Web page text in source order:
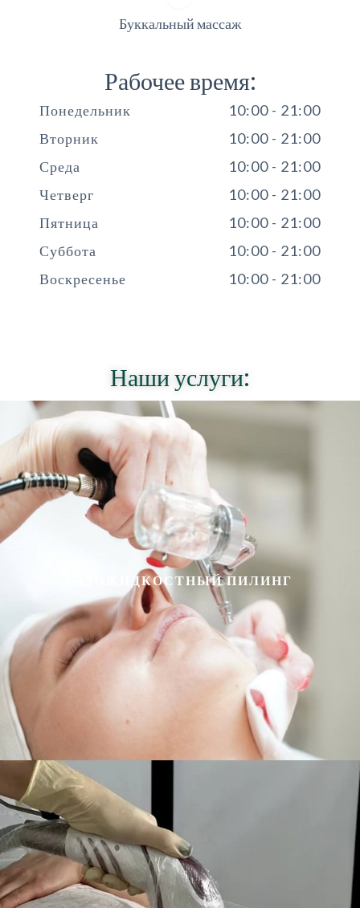
Буккальный массаж
Рабочее время:
Понедельник
10:00 - 21:00
Вторник
10:00 - 21:00
Среда
10:00 - 21:00
Четверг
10:00 - 21:00
Пятница
10:00 - 21:00
Суббота
10:00 - 21:00
Воскресенье
10:00 - 21:00
Наши услуги:
ГАЗОЖИДКОСТНЫЙ ПИЛИНГ